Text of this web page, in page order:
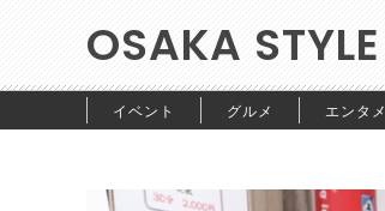
OSAKA STYLE
イベント グルメ エンタメ